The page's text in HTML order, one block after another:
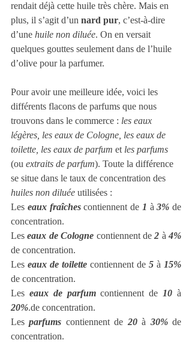
rendait déjà cette huile très chère. Mais en
plus, il s’agit d’un nard pur, c’est-à-dire
d’une huile non diluée. On en versait
quelques gouttes seulement dans de l’huile
d’olive pour la parfumer.
Pour avoir une meilleure idée, voici les
différents flacons de parfums que nous
trouvons dans le commerce : les eaux
légères, les eaux de Cologne, les eaux de
toilette, les eaux de parfum et les parfums
(ou extraits de parfum). Toute la différence
se situe dans le taux de concentration des
huiles non diluée utilisées :
Les eaux fraîches contiennent de 1 à 3% de
concentration.
Les eaux de Cologne contiennent de 2 à 4%
de concentration.
Les eaux de toilette contiennent de 5 à 15%
de concentration.
Les eaux de parfum contiennent de 10
20%.de concentration.
Les parfums contiennent de 20 à 30% de
concentration.